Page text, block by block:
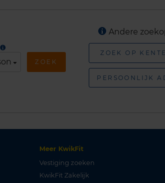
ZOEK
Andere
ZOEK OP
PERSOONLIJK
Meer KwikFit
Vestiging zoeken
KwikFit Zakelijk